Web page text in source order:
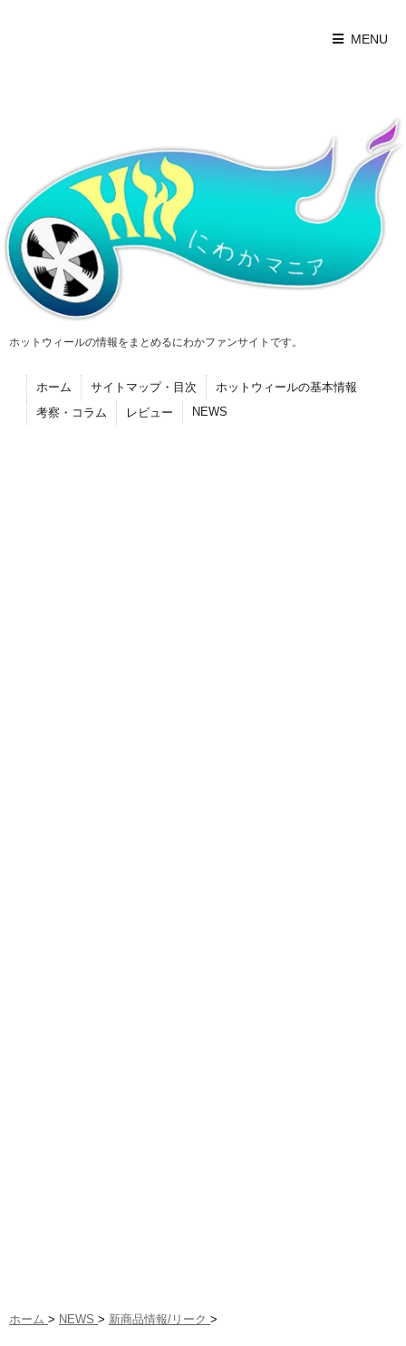
MENU
ホットウィールの情報をまとめるにわかファンサイトです。
ホーム サイトマップ・目次
ホットウィールの基本情報
考察・コラム
レビュー NEWS
ホーム > NEWS > 新商品情報/リーク >